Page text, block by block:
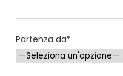
Partenza da*